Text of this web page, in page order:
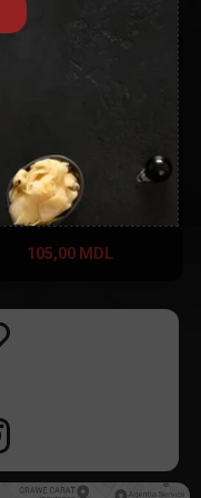
Burger cu pui
105,00 MDL